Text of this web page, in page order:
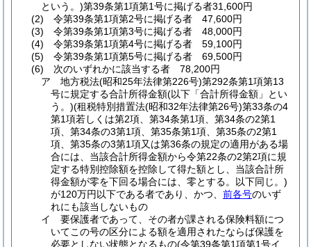
という。)第39条第1項第1号に掲げる者31,600円
(2)
令第39条第1項第2号に掲げる者 47,600円
(3)
令第39条第1項第3号に掲げる者 48,000円
(4)
令第39条第1項第4号に掲げる者 59,100円
(5)
令第39条第1項第5号に掲げる者 69,500円
(6)
次のいずれかに該当する者 78,200円
ア
地方税法(昭和25年法律第226号)第292条第1項第13
号に規定する合計所得金額(以下「合計所得金額」とい
う。)(租税特別措置法(昭和32年法律第26号)第33条の4
第1項若しくは第2項、第34条第1項、第34条の2第1
項、第34条の3第1項、第35条第1項、第35条の2第1
項、第35条の3第1項又は第36条の規定の適用がある場
合には、当該合計所得金額から令第22条の2第2項に規
定する特別控除額を控除して得た額とし、当該合計所
得金額が零を下回る場合には、零とする。以下同じ。)
が120万円以下である者であり、かつ、 前各号のいず
れにも該当しないもの
イ
要保護者であって、その者が課される保険料額につ
いてこの号の区分による額を適用されたならば保護を
必要としない状態となるもの(令第39条第1項第1号イ